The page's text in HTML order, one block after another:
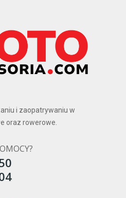
i zaopatrywaniu w
oraz rowerowe.